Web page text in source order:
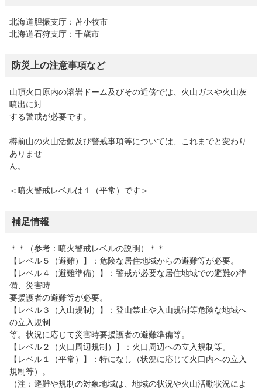
北海道胆振支庁：苫小牧市
北海道石狩支庁：千歳市
防災上の注意事項など
山頂火口原内の溶岩ドーム及びその近傍では、火山ガスや火山灰
噴出に対
する警戒が必要です。
樽前山の火山活動及び警戒事項等については、これまでと変わり
ありませ
ん。
＜噴火警戒レベルは１（平常）です＞
補足情報
＊＊（参考：噴火警戒レベルの説明）＊＊
【レベル５（避難）】：危険な居住地域からの避難等が必要。
【レベル４（避難準備）】：警戒が必要な居住地域での避難の準
備、災害時
要援護者の避難等が必要。
【レベル３（入山規制）】：登山禁止や入山規制等危険な地域へ
の立入規制
等。状況に応じて災害時要援護者の避難準備等。
【レベル２（火口周辺規制）】：火口周辺への立入規制等。
【レベル１（平常）】：特になし（状況に応じて火口内への立入
規制等）。
（注：避難や規制の対象地域は、地域の状況や火山活動状況によ